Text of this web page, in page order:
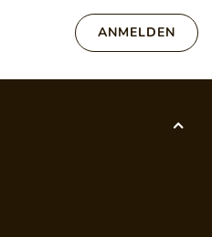
ANMELDEN